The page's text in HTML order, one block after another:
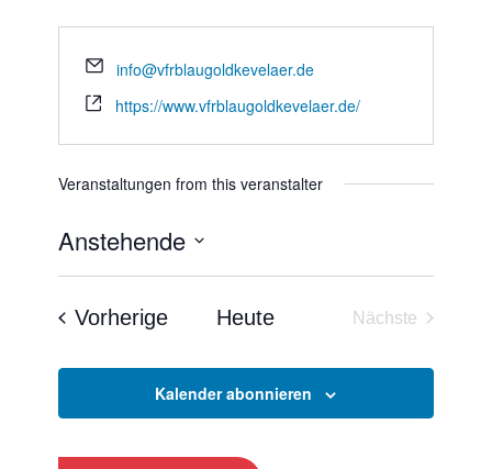
info@vfrblaugoldkevelaer.de
https://www.vfrblaugoldkevelaer.de/
Veranstaltungen from this veranstalter
Anstehende
Datum
wählen.
VorherigeVeranstaltungen
Heute
Nächste
Kalender abonnieren